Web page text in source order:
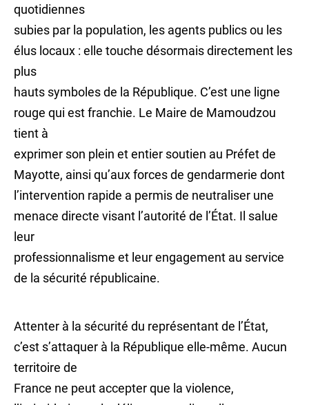
quotidiennes
subies par la population, les agents publics ou les
élus locaux : elle touche désormais directement les
plus
hauts symboles de la République. C’est une ligne
rouge qui est franchie. Le Maire de Mamoudzou
tient à
exprimer son plein et entier soutien au Préfet de
Mayotte, ainsi qu’aux forces de gendarmerie dont
l’intervention rapide a permis de neutraliser une
menace directe visant l’autorité de l’État. Il salue
leur
professionnalisme et leur engagement au service
de la sécurité républicaine.
Attenter à la sécurité du représentant de l’État,
c’est s’attaquer à la République elle-même. Aucun
territoire de
France ne peut accepter que la violence,